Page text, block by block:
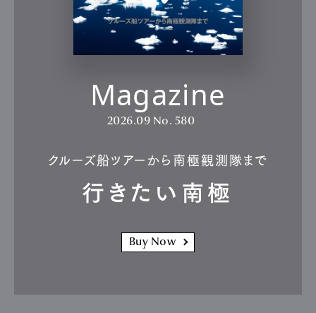
Magazine
2026.09 No. 580
クルーズ船ツアーから南極観測隊まで
行きたい南極
Buy Now